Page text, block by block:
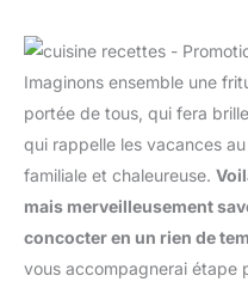
Imaginons ensemble une
portée de tous, qui fera
qui rappelle les vacances
familiale et chaleureuse.
mais merveilleusement
concocter en un rien de
vous accompagnerai étape